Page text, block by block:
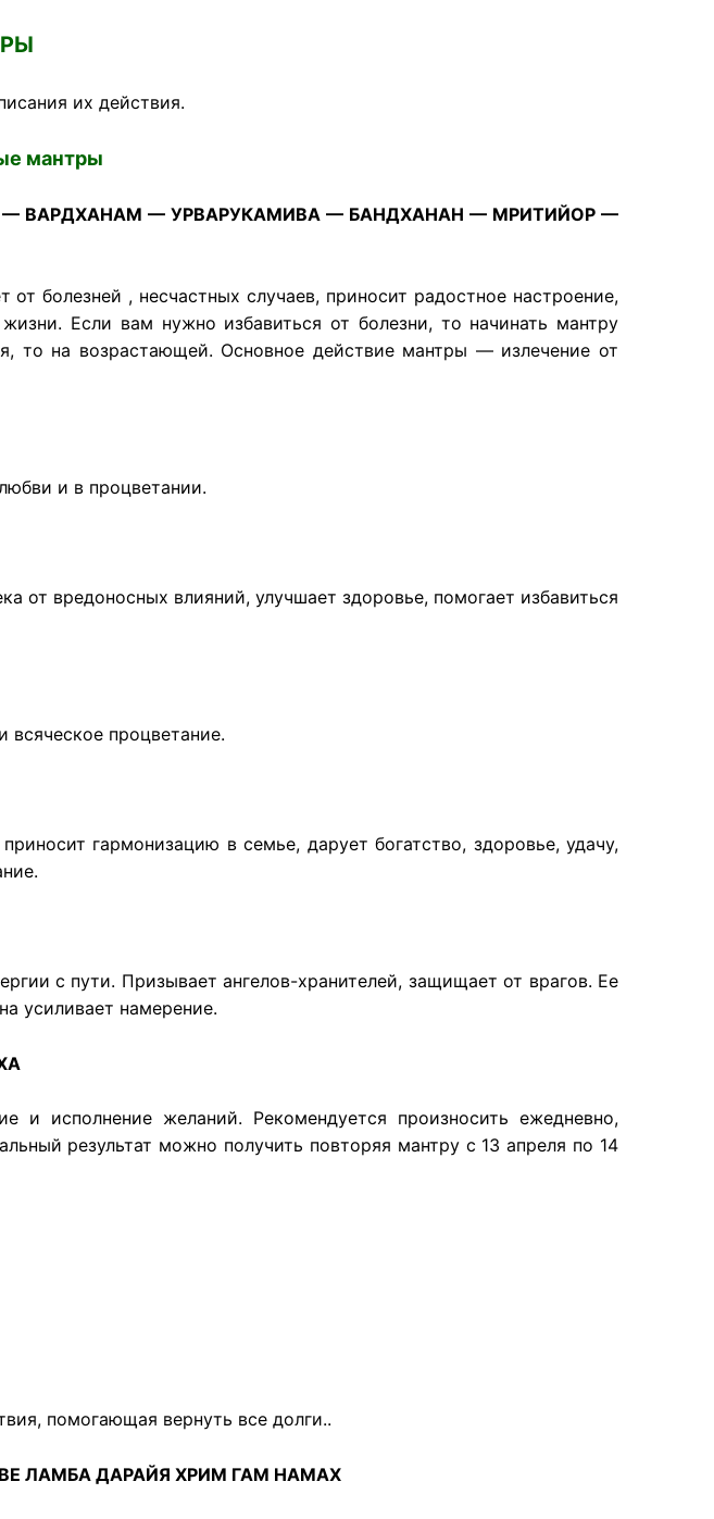
их действия.
мантры
— УРВАРУКАМИВА — БАНДХАНАН — МРИТИЙОР —
болезней , несчастных случаев, приносит радостное настроение,
Если вам нужно избавиться от болезни, то начинать мантру
то на возрастающей. Основное действие мантры — излечение от
и в процветании.
от вредоносных влияний, улучшает здоровье, помогает избавиться
всяческое процветание.
гармонизацию в семье, дарует богатство, здоровье, удачу,
с пути. Призывает ангелов-хранителей, защищает от врагов. Ее
усиливает намерение.
исполнение желаний. Рекомендуется произносить ежедневно,
результат можно получить повторяя мантру с 13 апреля по 14
помогающая вернуть все долги..
ЛАМБА ДАРАЙЯ ХРИМ ГАМ НАМАХ